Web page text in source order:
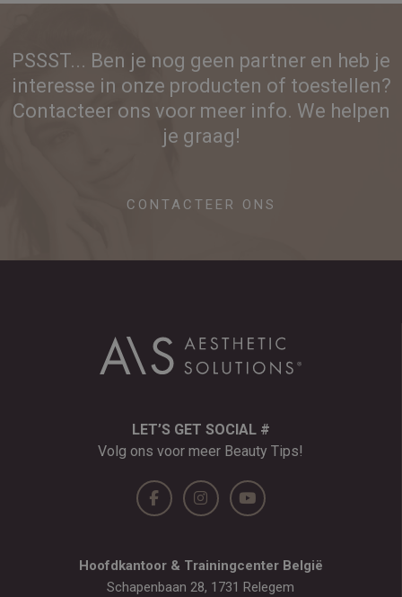
PSSST... Ben je nog geen partner en heb je
interesse in onze producten of toestellen?
Contacteer ons voor meer info. We helpen
je graag!
CONTACTEER ONS
LET’S GET SOCIAL #
Volg ons voor meer Beauty Tips!
Hoofdkantoor & Trainingcenter België
Schapenbaan 28, 1731 Relegem